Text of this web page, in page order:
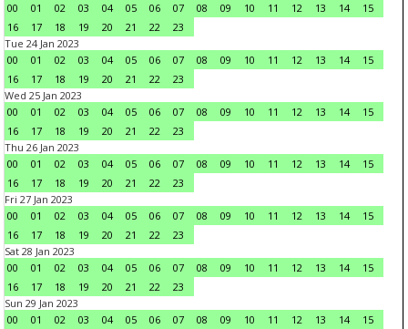
00
01 02 03 04 05 06 07 08 09 10 11 12 13 14
15
16
17 18 19 20 21 22
23
Tue 24 Jan 2023
00
01 02 03 04 05 06 07 08 09 10 11 12 13 14
15
16
17 18 19 20 21 22
23
Wed 25 Jan 2023
00
01 02 03 04 05 06 07 08 09 10 11 12 13 14
15
16
17 18 19 20 21 22
23
Thu 26 Jan 2023
00
01 02 03 04 05 06 07 08 09 10 11 12 13 14
15
16
17 18 19 20 21 22
23
Fri 27 Jan 2023
00
01 02 03 04 05 06 07 08 09 10 11 12 13 14
15
16
17 18 19 20 21 22
23
Sat 28 Jan 2023
00
01 02 03 04 05 06 07 08 09 10 11 12 13 14
15
16
17 18 19 20 21 22
23
Sun 29 Jan 2023
00
01 02 03 04 05 06 07 08 09 10 11 12 13 14
15